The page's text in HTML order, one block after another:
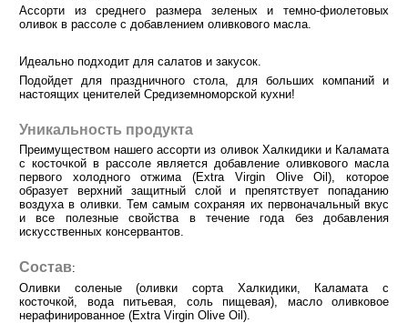
Ассорти из среднего размера зеленых и темно-фиолетовых
оливок в рассоле с добавлением оливкового масла.
Идеально подходит для салатов и закусок.
Подойдет для праздничного стола, для больших компаний и
настоящих ценителей Средиземноморской кухни!
Уникальность продукта
Преимуществом нашего ассорти из оливок Халкидики и Каламата
с косточкой в рассоле является добавление оливкового масла
первого холодного отжима (Extra Virgin Olive Oil), которое
образует верхний защитный слой и препятствует попаданию
воздуха в оливки. Тем самым сохраняя их первоначальный вкус
и все полезные свойства в течение года без добавления
искусственных консервантов.
Состав:
Оливки соленые (оливки сорта Халкидики, Каламата с
косточкой, вода питьевая, соль пищевая),
масло оливковое
нерафинированное (Extra Virgin Olive Oil).